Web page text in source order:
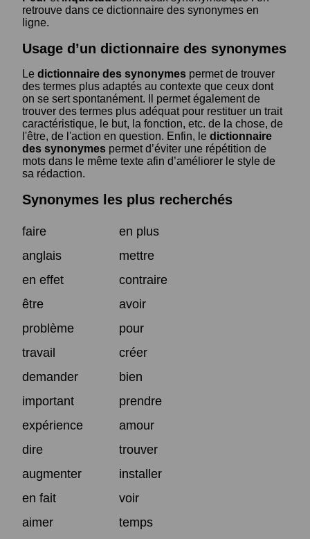
retrouve dans ce dictionnaire des synonymes en
ligne.
Usage d’un dictionnaire des synonymes
Le dictionnaire des synonymes permet de trouver
des termes plus adaptés au contexte que ceux dont
on se sert spontanément. Il permet également de
trouver des termes plus adéquat pour restituer un trait
caractéristique, le but, la fonction, etc. de la chose, de
l'être, de l'action en question. Enfin, le dictionnaire
des synonymes permet d’éviter une répétition de
mots dans le même texte afin d’améliorer le style de
sa rédaction.
Synonymes les plus recherchés
faire
en plus
anglais
mettre
en effet
contraire
être
avoir
problème
pour
travail
créer
demander
bien
important
prendre
expérience
amour
dire
trouver
augmenter
installer
en fait
voir
aimer
temps